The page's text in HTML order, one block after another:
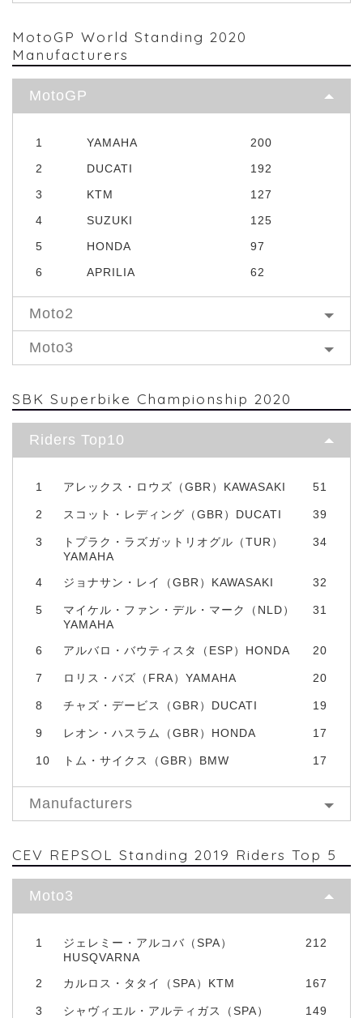
MotoGP World Standing 2020
Manufacturers
MotoGP
1 YAMAHA
200
2
DUCATI
192
3
KTM
127
4
SUZUKI
125
5
HONDA
97
6
APRILIA 62
Moto2
Moto3
SBK Superbike Championship 2020
Riders Top10
1 アレックス・ロウズ（GBR）KAWASAKI 51
2 スコット・レディング（GBR）DUCATI 39
3
トプラク・ラズガットリオグル（TUR）
YAMAHA
34
4 ジョナサン・レイ（GBR）KAWASAKI 32
5
マイケル・ファン・デル・マーク（NLD）
YAMAHA
31
6 アルバロ・バウティスタ（ESP）HONDA 20
7 ロリス・バズ（FRA）YAMAHA 20
8 チャズ・デービス（GBR）DUCATI 19
9 レオン・ハスラム（GBR）HONDA 17
10 トム・サイクス（GBR）BMW 17
Manufacturers
CEV REPSOL Standing 2019 Riders Top 5
Moto3
1
ジェレミー・アルコバ（SPA）
HUSQVARNA
212
2 カルロス・タタイ（SPA）KTM 167
3 シャヴィエル・アルティガス（SPA） 149